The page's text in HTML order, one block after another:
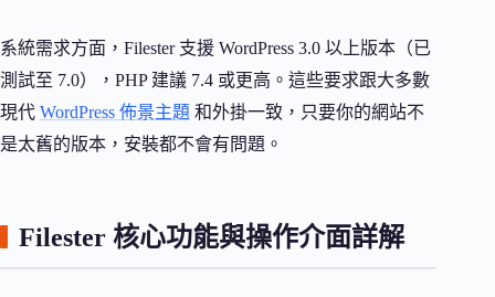
系統需求方面，Filester 支援 WordPress 3.0 以上版本（已
測試至 7.0），PHP 建議 7.4 或更高。這些要求跟大多數
現代 WordPress 佈景主題 和外掛一致，只要你的網站不
是太舊的版本，安裝都不會有問題。
Filester 核心功能與操作介面詳解